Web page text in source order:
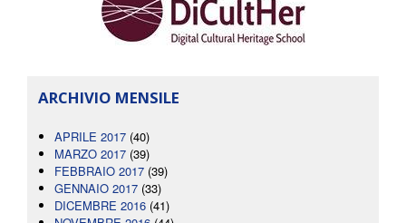
ARCHIVIO MENSILE
APRILE 2017 (40)
MARZO 2017 (39)
FEBBRAIO 2017 (39)
GENNAIO 2017 (33)
DICEMBRE 2016 (41)